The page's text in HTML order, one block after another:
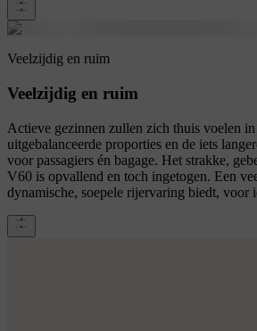
Veelzijdig en ruim
Veelzijdig en ruim
Actieve gezinnen zullen zich thuis voelen
uitgebalanceerde proporties en de iets
voor passagiers én bagage. Het strakke,
V60 is opvallend en toch ingetogen. Een
dynamische, soepele rijervaring biedt, voor